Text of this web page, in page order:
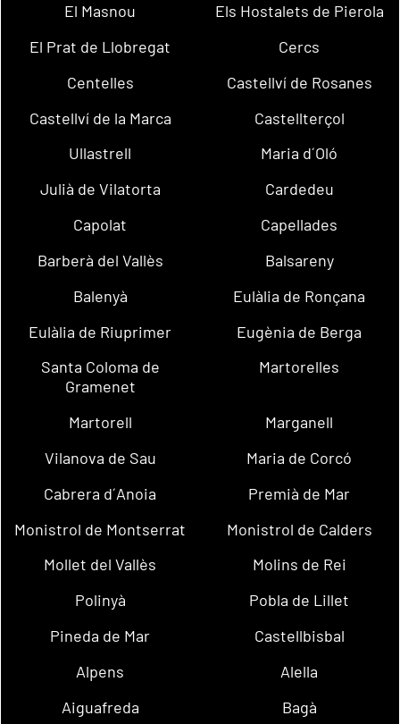
El Masnou
Els Hostalets de Pierola
El Prat de Llobregat
Cercs
Centelles
Castellví de Rosanes
Castellví de la Marca
Castellterçol
Ullastrell
Maria d´Oló
Julià de Vilatorta
Cardedeu
Capolat
Capellades
Barberà del Vallès
Balsareny
Balenyà
Eulàlia de Ronçana
Eulàlia de Riuprimer
Eugènia de Berga
Santa Coloma de
Gramenet
Martorelles
Martorell
Marganell
Vilanova de Sau
Maria de Corcó
Cabrera d´Anoia
Premià de Mar
Monistrol de Montserrat
Monistrol de Calders
Mollet del Vallès
Molins de Rei
Polinyà
Pobla de Lillet
Pineda de Mar
Castellbisbal
Alpens
Alella
Aiguafreda
Bagà